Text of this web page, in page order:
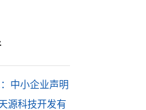
中小企业声明
源科技开发有